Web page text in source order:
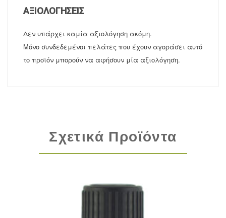
ΑΞΙΟΛΟΓΉΣΕΙΣ
Δεν υπάρχει καμία αξιολόγηση ακόμη.
Μόνο συνδεδεμένοι πελάτες που έχουν αγοράσει αυτό
το προϊόν μπορούν να αφήσουν μία αξιολόγηση.
Σχετικά Προϊόντα